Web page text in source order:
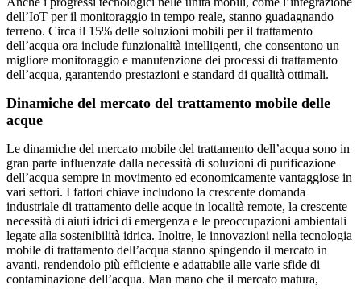
dell’IoT per il monitoraggio in tempo reale, stanno guadagnando
terreno. Circa il 15% delle soluzioni mobili per il trattamento
dell’acqua ora include funzionalità intelligenti, che consentono un
migliore monitoraggio e manutenzione dei processi di trattamento
dell’acqua, garantendo prestazioni e standard di qualità ottimali.
Dinamiche del mercato del trattamento mobile delle
acque
Le dinamiche del mercato mobile del trattamento dell’acqua sono in
gran parte influenzate dalla necessità di soluzioni di purificazione
dell’acqua sempre in movimento ed economicamente vantaggiose in
vari settori. I fattori chiave includono la crescente domanda
industriale di trattamento delle acque in località remote, la crescente
necessità di aiuti idrici di emergenza e le preoccupazioni ambientali
legate alla sostenibilità idrica. Inoltre, le innovazioni nella tecnologia
mobile di trattamento dell’acqua stanno spingendo il mercato in
avanti, rendendolo più efficiente e adattabile alle varie sfide di
contaminazione dell’acqua. Man mano che il mercato matura,